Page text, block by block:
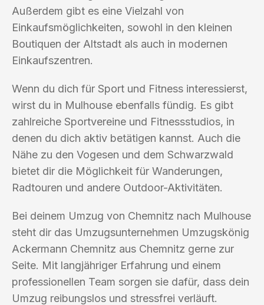
Außerdem gibt es eine Vielzahl von
Einkaufsmöglichkeiten, sowohl in den kleinen
Boutiquen der Altstadt als auch in modernen
Einkaufszentren.
Wenn du dich für Sport und Fitness interessierst,
wirst du in Mulhouse ebenfalls fündig. Es gibt
zahlreiche Sportvereine und Fitnessstudios, in
denen du dich aktiv betätigen kannst. Auch die
Nähe zu den Vogesen und dem Schwarzwald
bietet dir die Möglichkeit für Wanderungen,
Radtouren und andere Outdoor-Aktivitäten.
Bei deinem Umzug von Chemnitz nach Mulhouse
steht dir das Umzugsunternehmen Umzugskönig
Ackermann Chemnitz aus Chemnitz gerne zur
Seite. Mit langjähriger Erfahrung und einem
professionellen Team sorgen sie dafür, dass dein
Umzug reibungslos und stressfrei verläuft.